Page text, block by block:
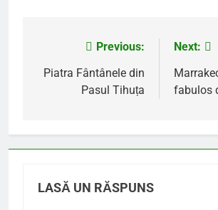
Navigare
în
Previous:
Piatra Fântânele din
Pasul Tihuța
Next:
fabulos
LASĂ UN RĂSPUNS